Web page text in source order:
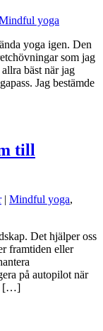
yoga
yoga igen. Den
som jag
bäst när jag
Jag bestämde
till
| Mindful yoga,
Det hjälper oss
framtiden eller
på autopilot när
[…]